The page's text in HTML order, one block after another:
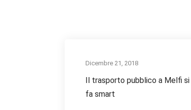
Dicembre 21, 2018
Il trasporto pubblico a Melfi si
fa smart